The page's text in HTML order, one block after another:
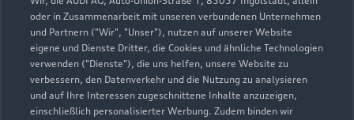
oder in Zusammenarbeit mit unseren verbundenen Unternehmen
und Partnern ("Wir", "Unser"), nutzen auf unserer Website
eigene und Dienste Dritter, die Cookies und ähnliche Technologien
verwenden ("Dienste"), die uns helfen, unsere Website zu
verbessern, den Datenverkehr und die Nutzung zu analysieren
und auf Ihre Interessen zugeschnittene Inhalte anzuzeigen,
einschließlich personalisierter Werbung. Zudem binden wir